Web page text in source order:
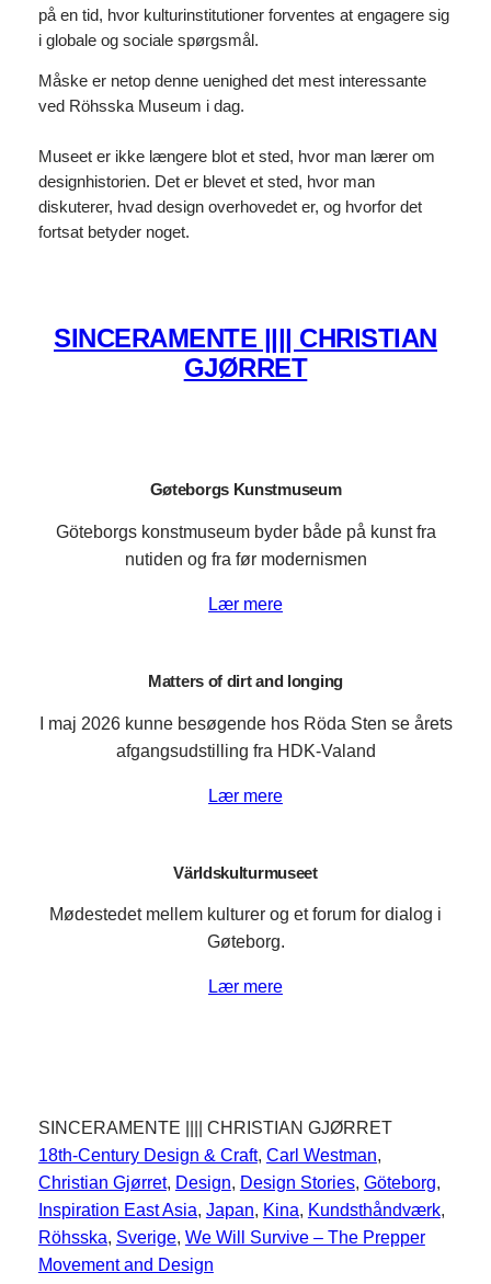
på en tid, hvor kulturinstitutioner forventes at engagere sig
i globale og sociale spørgsmål.
Måske er netop denne uenighed det mest interessante
ved Röhsska Museum i dag.
Museet er ikke længere blot et sted, hvor man lærer om
designhistorien. Det er blevet et sted, hvor man
diskuterer, hvad design overhovedet er, og hvorfor det
fortsat betyder noget.
SINCERAMENTE |||| CHRISTIAN
GJØRRET
Gøteborgs Kunstmuseum
Göteborgs konstmuseum byder både på kunst fra
nutiden og fra før modernismen
Lær mere
Matters of dirt and longing
I maj 2026 kunne besøgende hos Röda Sten se årets
afgangsudstilling fra HDK-Valand
Lær mere
Världskulturmuseet
Mødestedet mellem kulturer og et forum for dialog i
Gøteborg.
Lær mere
SINCERAMENTE |||| CHRISTIAN GJØRRET
18th-Century Design & Craft, Carl Westman
Christian Gjørret, Design, Design Stories, Göteborg
Inspiration East Asia, Japan, Kina, Kundsthåndværk
Röhsska, Sverige, We Will Survive – The Prepper
Movement and Design